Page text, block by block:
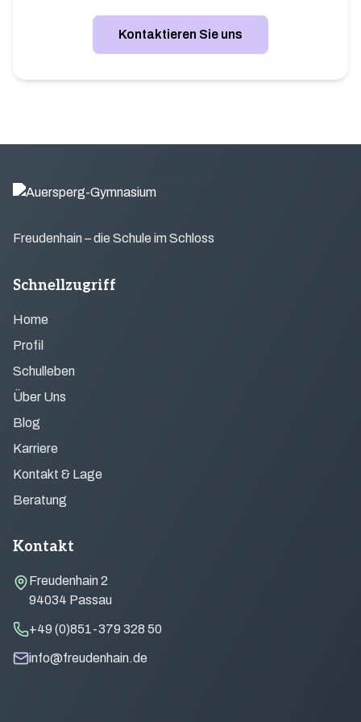
Kontaktieren Sie uns
Freudenhain – die Schule im Schloss
Schnellzugriff
Home
Profil
Schulleben
Über Uns
Blog
Karriere
Kontakt & Lage
Beratung
Kontakt
Freudenhain 2
94034 Passau
+49 (0)851-379 328 50
info@freudenhain.de